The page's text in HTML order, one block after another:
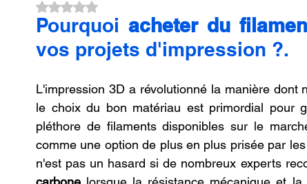
impression 3D en ligne expert en SEO Formation
Commerce en Franchise concession LV3D Franchise
CREALITY SPARKX i7 Color Combo Bambu Lab X2D
Noté NaN étoiles sur 5.
Pourquoi acheter du
vos projets d'impression ?.
L'impression 3D a révolutionné la manière dont
le choix du bon matériau est primordial pour
pléthore de filaments disponibles sur le
comme une option de plus en plus prisée par
n'est pas un hasard si de nombreux experts